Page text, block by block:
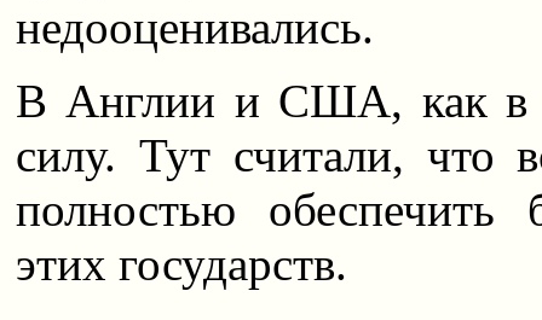
недооценивались.
В Англии и США, как в
силу. Тут считали, что
полностью обеспечить
этих государств.